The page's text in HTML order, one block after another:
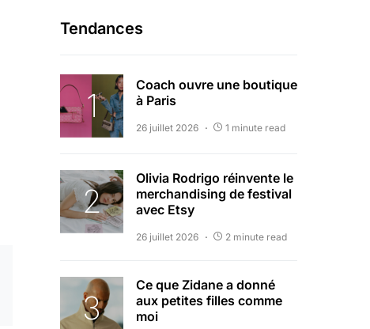
Tendances
Coach ouvre une boutique
à Paris
26 juillet 2026 1 minute read
Olivia Rodrigo réinvente le
merchandising de festival
avec Etsy
26 juillet 2026 2 minute read
Ce que Zidane a donné
aux petites filles comme
moi